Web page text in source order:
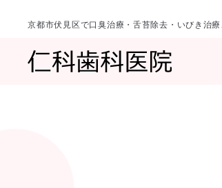
京都市伏見区で口臭治療・舌苔除去・いびき治